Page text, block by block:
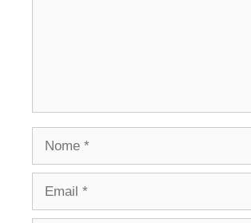
Nome
Email